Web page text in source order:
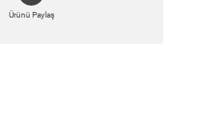
Ürünü Paylaş